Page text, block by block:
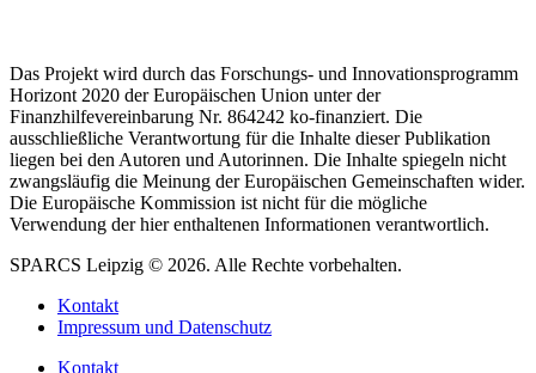
Das Projekt wird durch das Forschungs- und Innovationsprogramm
Horizont 2020 der Europäischen Union unter der
Finanzhilfevereinbarung Nr. 864242 ko-finanziert. Die
ausschließliche Verantwortung für die Inhalte dieser Publikation
liegen bei den Autoren und Autorinnen. Die Inhalte spiegeln nicht
zwangsläufig die Meinung der Europäischen Gemeinschaften wider.
Die Europäische Kommission ist nicht für die mögliche
Verwendung der hier enthaltenen Informationen verantwortlich.
SPARCS Leipzig © 2026. Alle Rechte vorbehalten.
Kontakt
Impressum und Datenschutz
Kontakt